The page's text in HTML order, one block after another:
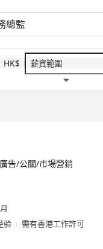
HK$
告/公關/市場營銷
验
需有香港工作許可